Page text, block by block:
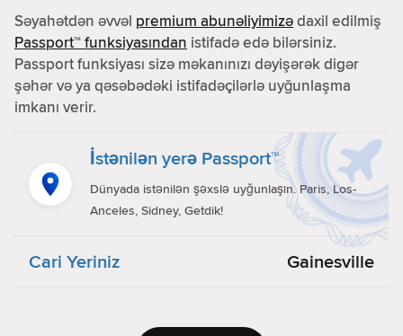
Səyahətdən əvvəl premium abunəliyimizədaxil edilmiş
Passport™ funksiyasından istifadə edə bilərsiniz.
Passport funksiyası sizə məkanınızı dəyişərək digər
şəhər və ya qəsəbədəki istifadəçilərlə uyğunlaşma
imkanı verir.
İstənilən yerə Passport™
Dünyada istənilən şəxslə uyğunlaşın. Paris, Los-
Anceles, Sidney, Getdik!
Cari Yeriniz Gainesville